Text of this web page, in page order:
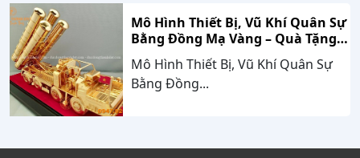
Mô Hình Thiết Bị, Vũ Khí Quân Sự
Bằng Đồng Mạ Vàng – Quà Tặng
Cao Cấp Mang Dấu Ấn Sức Mạnh
Và Niềm Tự Hào Dân Tộc
Mô Hình Thiết Bị, Vũ Khí Quân Sự
Bằng Đồng...